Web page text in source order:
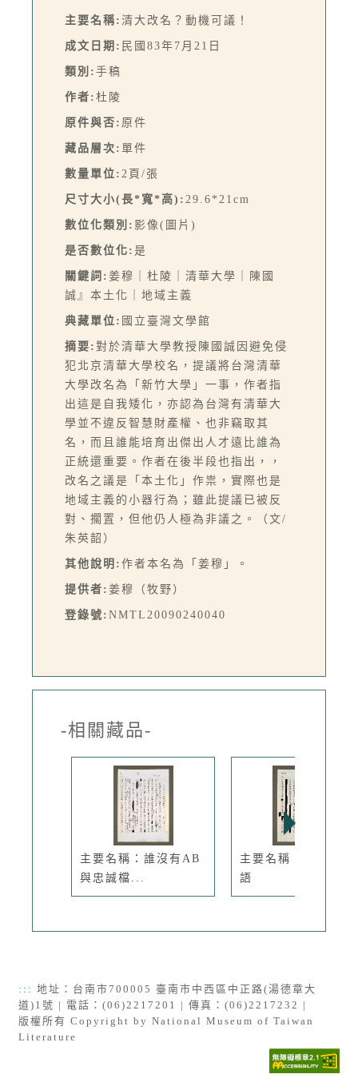
主要名稱: 清大改名？動機可議！
成文日期: 民國83年7月21日
類別: 手稿
作者: 杜陵
原件與否: 原件
藏品層次: 單件
數量單位: 2頁/張
尺寸大小(長*寬*高): 29.6*21cm
數位化類別: 影像(圖片)
是否數位化: 是
關鍵詞: 姜穆｜杜陵｜清華大學｜陳國
誠』本土化｜地域主義
典藏單位: 國立臺灣文學館
摘要: 對於清華大學教授陳國誠因避免侵
犯北京清華大學校名，提議將台灣清華
大學改名為「新竹大學」一事，作者指
出這是自我矮化，亦認為台灣有清華大
學並不違反智慧財產權、也非竊取其
名，而且誰能培育出傑出人才遠比誰為
正統還重要。作者在後半段也指出，，
改名之議是「本土化」作祟，實際也是
地域主義的小器行為；雖此提議已被反
對、擱置，但他仍人極為非議之。（文/
朱英韶）
其他說明: 作者本名為「姜穆」。
提供者: 姜穆（牧野）
登錄號: NMTL20090240040
-相關藏品-
主要名稱：誰沒有AB
與忠誠檔...
主要名稱：政策性斷
語
::: 地址：台南市700005 臺南市中西區中正路(湯德章大
道)1號 | 電話：(06)2217201 | 傳真：(06)2217232 |
版權所有 Copyright by National Museum of Taiwan
Literature